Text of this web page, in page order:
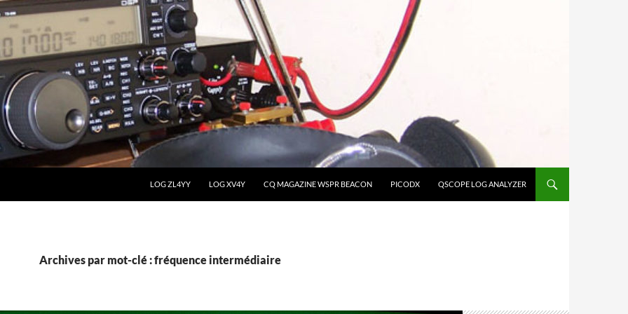
LOG ZL4YY LOG XV4Y CQ MAGAZINE WSPR BEACON PICODX QSCOPE LOG ANALYZER
Archives par mot-clé : fréquence intermédiaire